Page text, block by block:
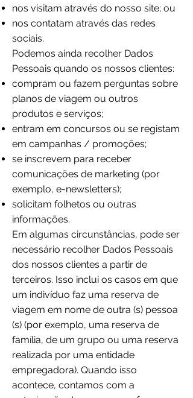
nos visitam através do nosso site; ou
nos contatam através das redes
sociais.
Podemos ainda recolher Dados
Pessoais quando os nossos clientes:
compram ou fazem perguntas sobre
planos de viagem ou outros
produtos e serviços;
entram em concursos ou se registam
em campanhas / promoções;
se inscrevem para receber
comunicações de marketing (por
exemplo, e-newsletters);
solicitam folhetos ou outras
informações.
Em algumas circunstâncias, pode ser
necessário recolher Dados Pessoais
dos nossos clientes a partir de
terceiros. Isso inclui os casos em que
um indivíduo faz uma reserva de
viagem em nome de outra (s) pessoa
(s) (por exemplo, uma reserva de
família, de um grupo ou uma reserva
realizada por uma entidade
empregadora). Quando isso
acontece, contamos com a